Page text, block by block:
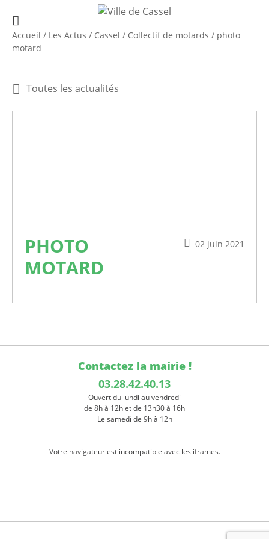
Accueil / Les Actus / Cassel / Collectif de motards / photo
motard
Toutes les actualités
02 juin 2021
PHOTO
MOTARD
Contactez la mairie !
03.28.42.40.13
Ouvert du lundi au vendredi
de 8h à 12h et de 13h30 à 16h
Le samedi de 9h à 12h
Votre navigateur est incompatible avec les iframes.